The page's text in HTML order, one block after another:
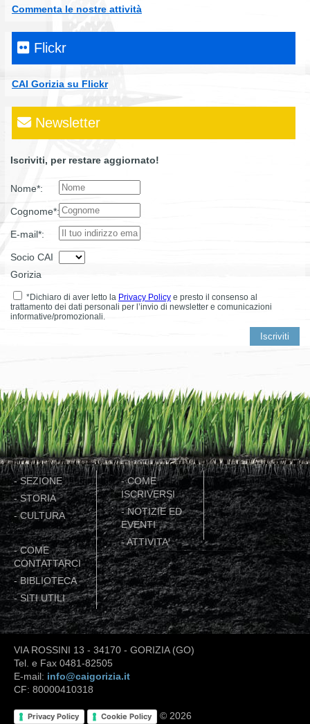
Commenta le nostre attività
Flickr
CAI Gorizia su Flickr
Newsletter
Iscriviti, per restare aggiornato!
Nome*:
Cognome*:
E-mail*:
Socio CAI
Gorizia
*Dichiaro di aver letto la Privacy Policy e presto il consenso al
trattamento dei dati personali per l’invio di newsletter e comunicazioni
informative/promozionali.
-SEZIONE
-STORIA
-CULTURA
-COME
ISCRIVERSI
-NOTIZIE ED
EVENTI
-ATTIVITA'
-COME
CONTATTARCI
-BIBLIOTECA
-SITI UTILI
VIA ROSSINI 13 - 34170 - GORIZIA (GO)
Tel. e Fax 0481-82505
E-mail: info@caigorizia.it
CF: 80000410318
Privacy Policy Cookie Policy © 2026